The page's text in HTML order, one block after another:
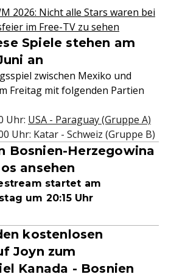
2026: Nicht alle Stars waren bei
im Free-TV zu sehen
Spiele stehen am
an
zwischen Mexiko und
Freitag mit folgenden Partien
Uhr: USA - Paraguay (Gruppe A)
Uhr: Katar - Schweiz (Gruppe B)
Bosnien-Herzegowina
ansehen
startet am
um 20:15 Uhr
kostenlosen
Joyn zum
Kanada - Bosnien